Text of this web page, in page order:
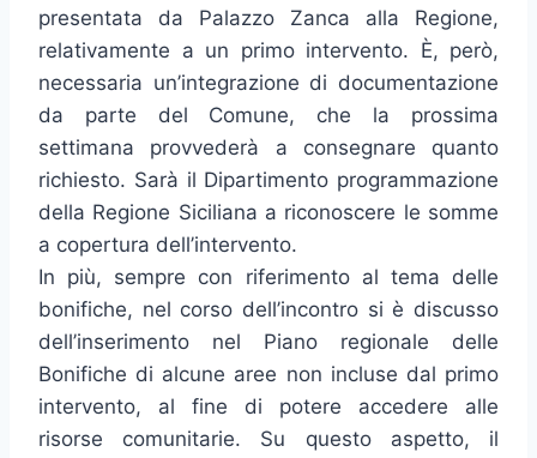
presentata da Palazzo Zanca alla Regione,
relativamente a un primo intervento. È, però,
necessaria un’integrazione di documentazione
da parte del Comune, che la prossima
settimana provvederà a consegnare quanto
richiesto. Sarà il Dipartimento programmazione
della Regione Siciliana a riconoscere le somme
a copertura dell’intervento.
In più, sempre con riferimento al tema delle
bonifiche, nel corso dell’incontro si è discusso
dell’inserimento nel Piano regionale delle
Bonifiche di alcune aree non incluse dal primo
intervento, al fine di potere accedere alle
risorse comunitarie. Su questo aspetto, il